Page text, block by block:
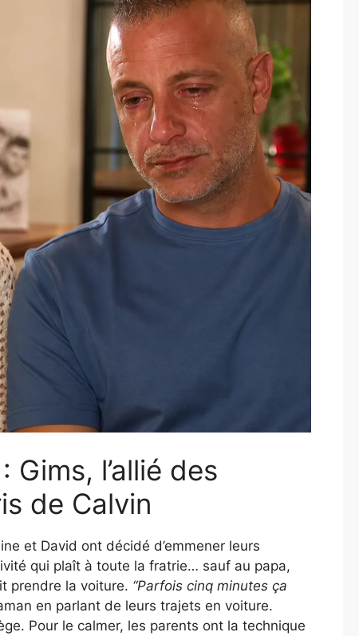
: Gims, l’allié des
de Calvin
et David ont décidé d’emmener leurs
qui plaît à toute la fratrie… sauf au papa,
prendre la voiture. “Parfois cinq minutes ça
en parlant de leurs trajets en voiture.
Pour le calmer, les parents ont la technique